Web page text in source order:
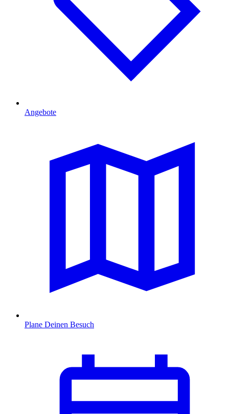
Angebote
Plane Deinen Besuch